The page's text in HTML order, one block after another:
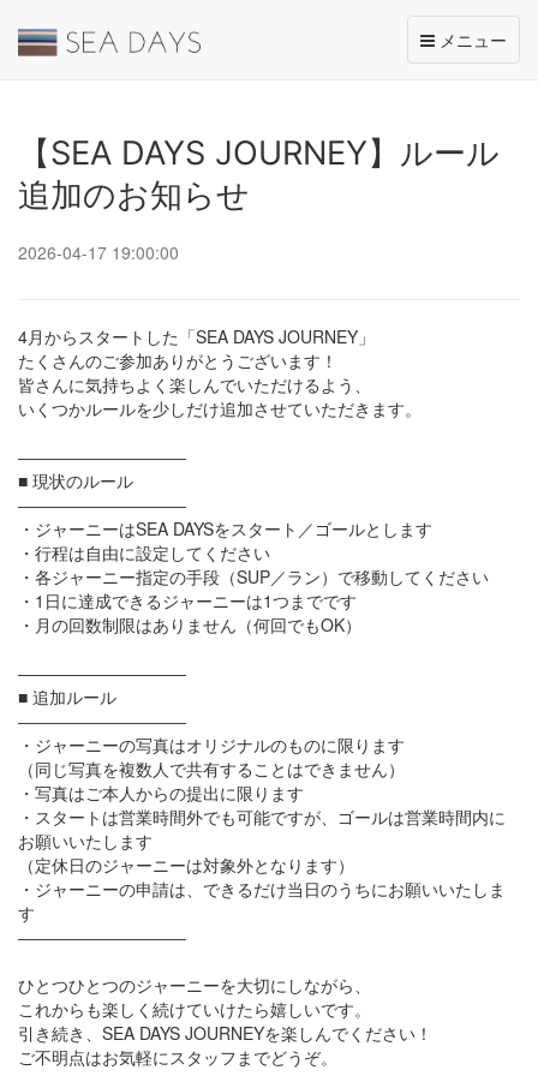
Toggle
navigation
メニュー
【SEA DAYS JOURNEY】ルール
追加のお知らせ
2026-04-17 19:00:00
4月からスタートした「SEA DAYS JOURNEY」
たくさんのご参加ありがとうございます！
皆さんに気持ちよく楽しんでいただけるよう、
いくつかルールを少しだけ追加させていただきます。
――――――――――
■ 現状のルール
――――――――――
・ジャーニーはSEA DAYSをスタート／ゴールとします
・行程は自由に設定してください
・各ジャーニー指定の手段（SUP／ラン）で移動してください
・1日に達成できるジャーニーは1つまでです
・月の回数制限はありません（何回でもOK）
――――――――――
■ 追加ルール
――――――――――
・ジャーニーの写真はオリジナルのものに限ります
（同じ写真を複数人で共有することはできません）
・写真はご本人からの提出に限ります
・スタートは営業時間外でも可能ですが、ゴールは営業時間内に
お願いいたします
（定休日のジャーニーは対象外となります）
・ジャーニーの申請は、できるだけ当日のうちにお願いいたしま
す
――――――――――
ひとつひとつのジャーニーを大切にしながら、
これからも楽しく続けていけたら嬉しいです。
引き続き、SEA DAYS JOURNEYを楽しんでください！
ご不明点はお気軽にスタッフまでどうぞ。